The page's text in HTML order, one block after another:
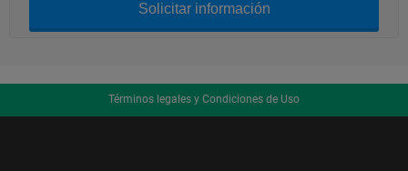
Solicitar información
Términos legales y Condiciones de Uso